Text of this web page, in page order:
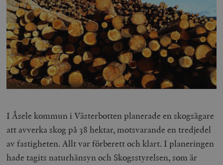
I Åsele kommun i Västerbotten planerade en skogsägare
att avverka skog på 38 hektar, motsvarande en tredjedel
av fastigheten. Allt var förberett och klart. I planeringen
hade tagits naturhänsyn och Skogsstyrelsen, som är